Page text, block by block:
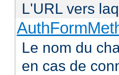
L'URL vers
Le nom du
en cas de